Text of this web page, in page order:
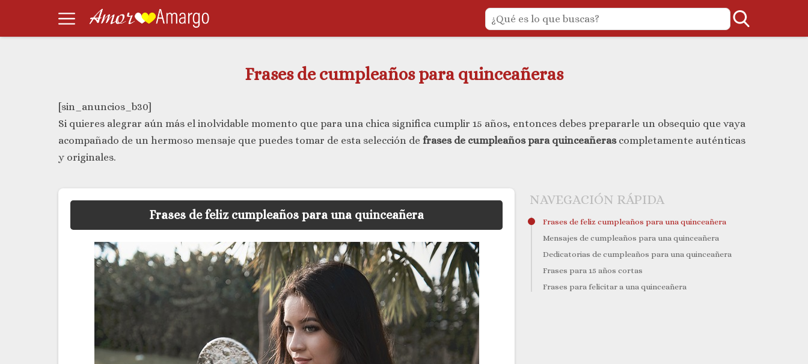
Frases de cumpleaños para quinceañeras
[sin_anuncios_b30]
Si quieres alegrar aún más el inolvidable momento que para una chica significa cumplir 15 años, entonces debes prepararle un obsequio que vaya
acompañado de un hermoso mensaje que puedes tomar de esta selección de frases de cumpleaños para quinceañerascompletamente auténticas
y originales.
NAVEGACIÓN RÁPIDA
Frases de feliz cumpleaños para una quinceañera
Mensajes de cumpleaños para una quinceañera
Dedicatorias de cumpleaños para una quinceañera
Frases para 15 años cortas
Frases para felicitar a una quinceañera
Frases de feliz cumpleaños para una quinceañera